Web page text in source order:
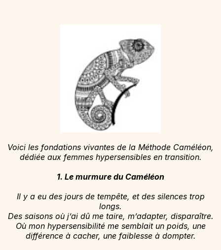
Voici les fondations vivantes de la Méthode Caméléon,
dédiée aux femmes hypersensibles en transition.
1. Le murmure du Caméléon
Il y a eu des jours de tempête, et des silences trop
longs.
Des saisons où j’ai dû me taire, m’adapter, disparaître.
Où mon hypersensibilité me semblait un poids, une
différence à cacher, une faiblesse à dompter.